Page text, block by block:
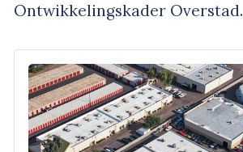
Ontwikkelingskader Overstad.